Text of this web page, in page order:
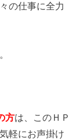
の仕事に全力
方は、このＨＰ
軽にお声掛け